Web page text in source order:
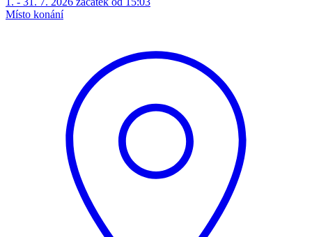
Místo konání